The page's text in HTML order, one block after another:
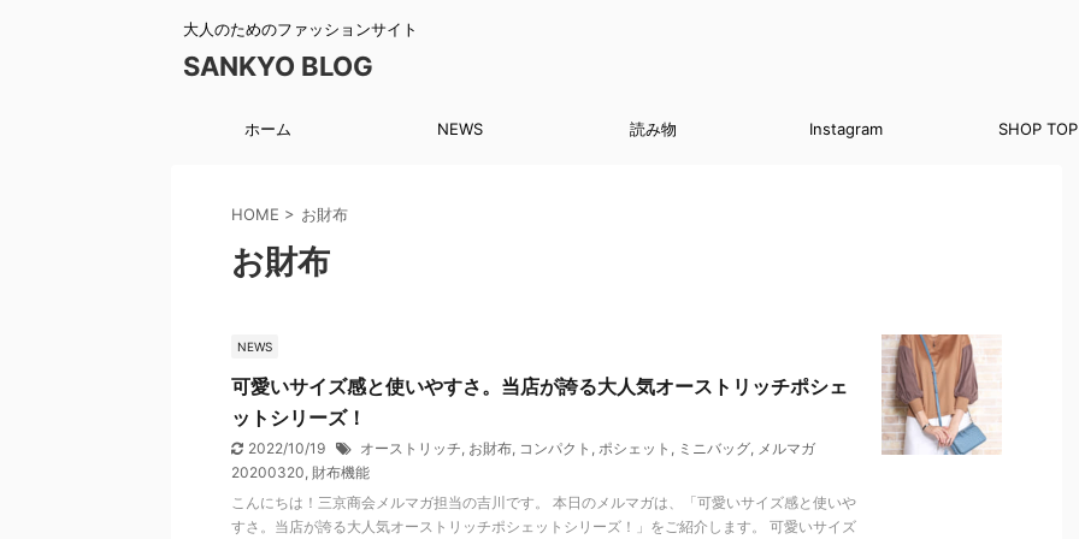
大人のためのファッションサイト
SANKYO BLOG
ホーム NEWS 読み物 Instagram SHOP TOP
HOME > お財布
お財布
NEWS
可愛いサイズ感と使いやすさ。当店が誇る大人気オーストリッチポシェ
ットシリーズ！
2022/10/19 オーストリッチ, お財布, コンパクト , ポシェット , ミニバッグ, メルマガ
20200320, 財布機能
こんにちは！三京商会メルマガ担当の吉川です。 本日のメルマガは、「可愛いサイズ感と使いや
すさ。当店が誇る大人気オーストリッチポシェットシリーズ！」をご紹介します。 可愛いサイズ